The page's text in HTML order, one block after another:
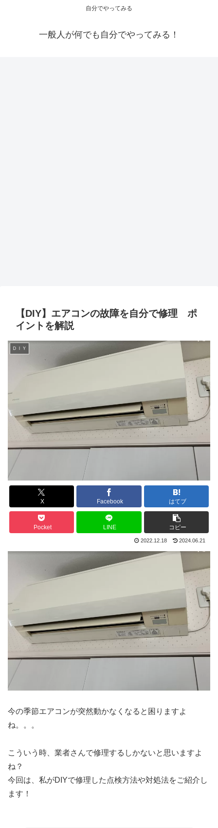
自分でやってみる
一般人が何でも自分でやってみる！
【DIY】エアコンの故障を自分で修理 ポ
イントを解説
ＤＩＹ
X Facebook はてブ
Pocket LINE コピー
2022.12.18 2024.06.21
今の季節エアコンが突然動かなくなると困りますよ
ね。。。
こういう時、業者さんで修理するしかないと思いますよ
ね？
今回は、私がDIYで修理した点検方法や対処法をご紹介し
ます！